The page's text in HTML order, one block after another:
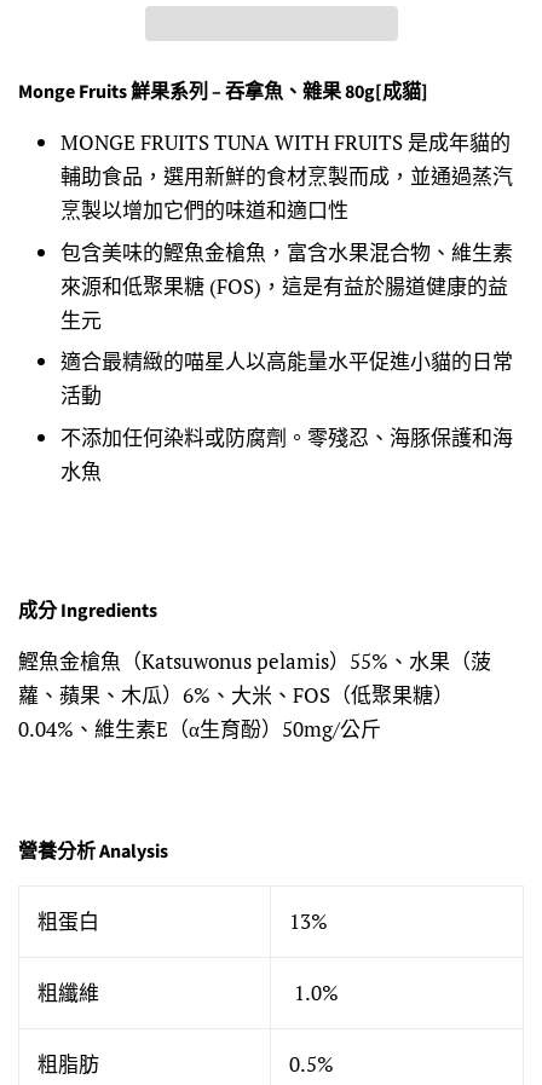
Monge Fruits 鮮果系列 – 吞拿魚、雜果 80g[成貓]
MONGE FRUITS TUNA WITH FRUITS 是成年貓的
輔助食品，選用新鮮的食材烹製而成，並通過蒸汽
烹製以增加它們的味道和適口性
包含美味的鰹魚金槍魚，富含水果混合物、維生素
來源和低聚果糖 (FOS) ，這是有益於腸道健康的益
生元
適合最精緻的喵星人以高能量水平促進小貓的日常
活動
不添加任何染料或防腐劑。零殘忍、海豚保護和海
水魚
成分 Ingredients
鰹魚金槍魚（Katsuwonus pelamis） 55%、 水果（菠
蘿、蘋果、木瓜） 6% 、大米、 FOS （低聚果糖）
0.04% 、 維生素E （α生育酚） 50mg/公斤
營養分析 Analysis
粗蛋白 13%
粗纖維 1.0%
粗脂肪 0.5%